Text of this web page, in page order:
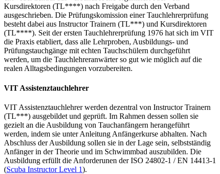
Kursdirektoren (TL****) nach Freigabe durch den Verband
ausgeschrieben. Die Prüfungskomission einer Tauchlehrerprüfung
besteht dabei aus Instructor Trainern (TL***) und Kursdirektoren
(TL****). Seit der ersten Tauchlehrerprüfung 1976 hat sich im VIT
die Praxis etabliert, dass alle Lehrproben, Ausbildungs- und
Prüfungstauchgänge mit echten Tauchschülern durchgeführt
werden, um die Tauchlehreranwärter so gut wie möglich auf die
realen Alltagsbedingungen vorzubereiten.
VIT Assistenztauchlehrer
VIT Assistenztauchlehrer werden dezentral von Instructor Trainern
(TL***) ausgebildet und geprüft. Im Rahmen dessen sollen sie
gezielt an die Ausbildung von Tauchanfängern herangeführt
werden, indem sie unter Anleitung Anfängerkurse abhalten. Nach
Abschluss der Ausbildung sollen sie in der Lage sein, selbstständig
Anfänger in der Theorie und im Schwimmbad auszubilden. Die
Ausbildung erfüllt die Anforderunen der ISO 24802-1 / EN 14413-1
(Scuba Instructor Level 1).